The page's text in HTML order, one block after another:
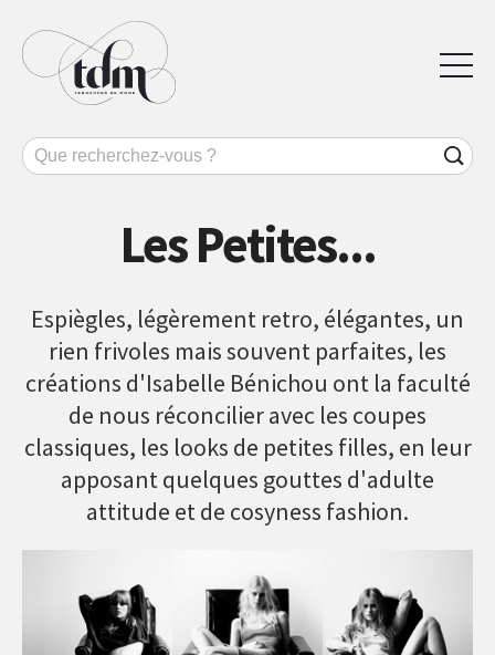
Les Petites...
Espiègles, légèrement retro, élégantes, un
rien frivoles mais souvent parfaites, les
créations d'Isabelle Bénichou ont la faculté
de nous réconcilier avec les coupes
classiques, les looks de petites filles, en leur
apposant quelques gouttes d'adulte
attitude et de cosyness fashion.